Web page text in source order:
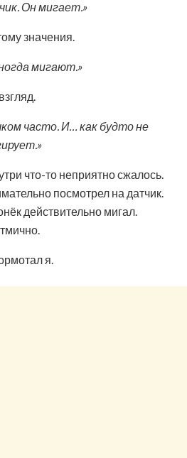
Он мигает.»
значения.
мигают.»
часто. И… как будто не
что-то неприятно сжалось.
посмотрел на датчик.
действительно мигал.
я.